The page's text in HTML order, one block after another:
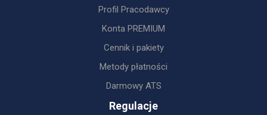
Profil Pracodawcy
Konta PREMIUM
Cennik i pakiety
Metody płatności
Darmowy ATS
Regulacje